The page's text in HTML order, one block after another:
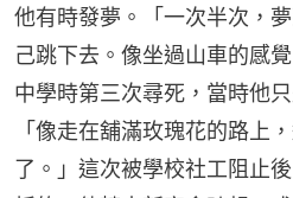
他有時發夢。「一次半次，
己跳下去。像坐過山車的感
中學時第三次尋死，當時他
「像走在舖滿玫瑰花的路上
了。」這次被學校社工阻止